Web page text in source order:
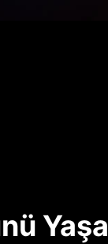
Yaşa